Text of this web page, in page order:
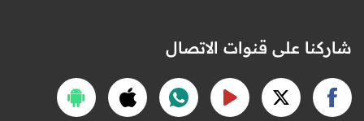
شاركنا على قنوات الاتصال